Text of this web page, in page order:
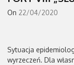
On 22/04/2020
Sytuacja
wyrzeczeń. Dla